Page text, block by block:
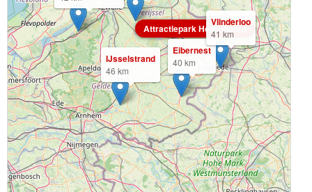
Attractiepark Hellendoorn
Eibernest
40 km
Vlinderloo
41 km
IJsselstrand
46 km